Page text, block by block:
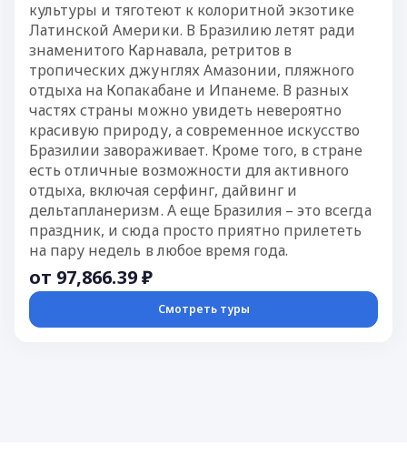
культуры и тяготеют к колоритной экзотике
Латинской Америки. В Бразилию летят ради
знаменитого Карнавала, ретритов в
тропических джунглях Амазонии, пляжного
отдыха на Копакабане и Ипанеме. В разных
частях страны можно увидеть невероятно
красивую природу, а современное искусство
Бразилии завораживает. Кроме того, в стране
есть отличные возможности для активного
отдыха, включая серфинг, дайвинг и
дельтапланеризм. А еще Бразилия – это всегда
праздник, и сюда просто приятно прилететь
на пару недель в любое время года.
от 97,866.39 ₽
Смотреть туры